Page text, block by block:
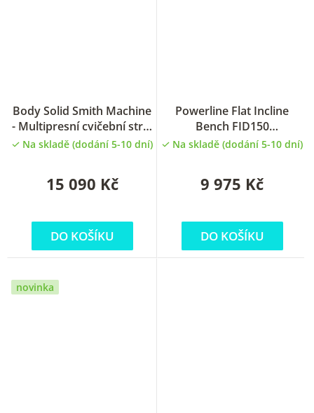
Body Solid Smith Machine
- Multipresní cvičební stroj
PowerLine PSM 144
Na skladě (dodání 5-10 dní)
15 090 Kč
DO KOŠÍKU
Powerline Flat Incline
Bench FID150
polohovatelná lavička
Na skladě (dodání 5-10 dní)
9 975 Kč
DO KOŠÍKU
novinka